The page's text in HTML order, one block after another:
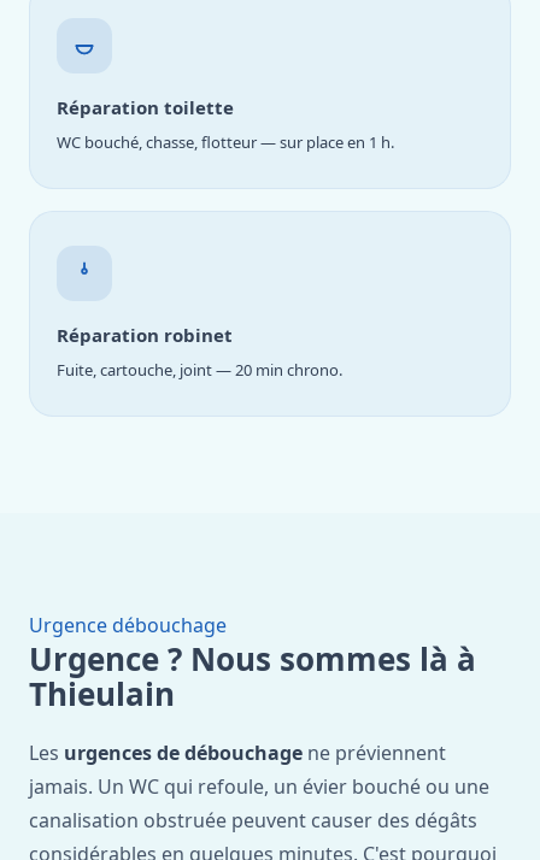
Réparation toilette
WC bouché, chasse, flotteur — sur place en 1 h.
Réparation robinet
Fuite, cartouche, joint — 20 min chrono.
Urgence débouchage
Urgence ? Nous sommes là à
Thieulain
Les urgences de débouchage ne préviennent
jamais. Un WC qui refoule, un évier bouché ou une
canalisation obstruée peuvent causer des dégâts
considérables en quelques minutes. C'est pourquoi